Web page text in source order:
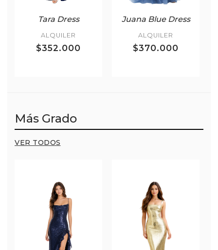
Tara Dress
ALQUILER
$352.000
Juana Blue Dress
ALQUILER
$370.000
Más Grado
VER TODOS